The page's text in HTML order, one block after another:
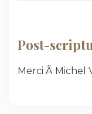
Post-
Merci Ã Michel